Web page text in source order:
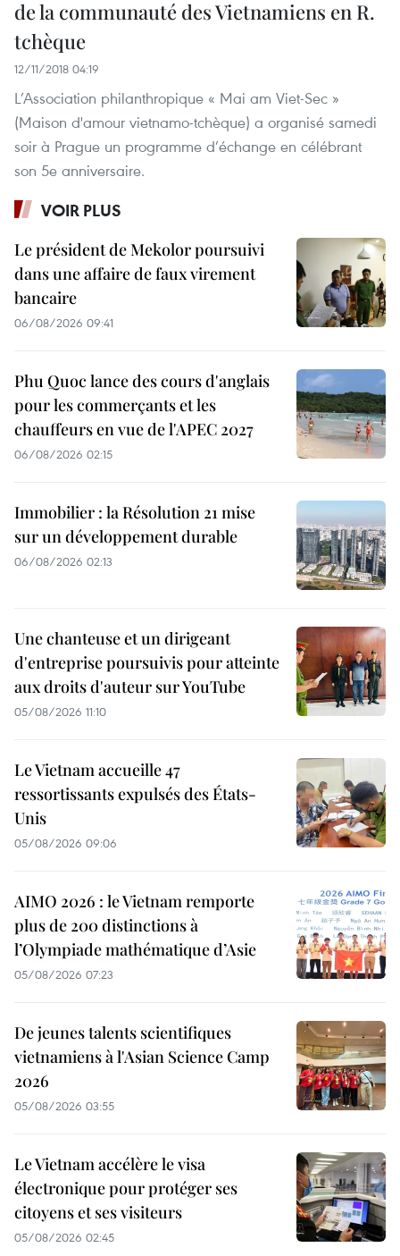
de la communauté des Vietnamiens en R.
tchèque
12/11/2018 04:19
L’Association philanthropique « Mai am Viet-Sec »
(Maison d'amour vietnamo-tchèque) a organisé samedi
soir à Prague un programme d’échange en célébrant
son 5e anniversaire.
VOIR PLUS
Le président de Mekolor poursuivi
dans une affaire de faux virement
bancaire
06/08/2026 09:41
Phu Quoc lance des cours d'anglais
pour les commerçants et les
chauffeurs en vue de l'APEC 2027
06/08/2026 02:15
Immobilier : la Résolution 21 mise
sur un développement durable
06/08/2026 02:13
Une chanteuse et un dirigeant
d'entreprise poursuivis pour atteinte
aux droits d'auteur sur YouTube
05/08/2026 11:10
Le Vietnam accueille 47
ressortissants expulsés des États-
Unis
05/08/2026 09:06
AIMO 2026 : le Vietnam remporte
plus de 200 distinctions à
l’Olympiade mathématique d’Asie
05/08/2026 07:23
De jeunes talents scientifiques
vietnamiens à l'Asian Science Camp
2026
05/08/2026 03:55
Le Vietnam accélère le visa
électronique pour protéger ses
citoyens et ses visiteurs
05/08/2026 02:45